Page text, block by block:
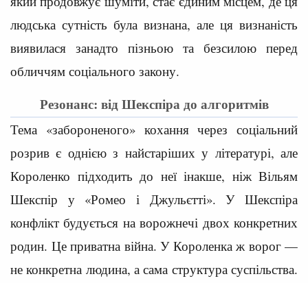
людська сутність була визнана, але ця визнаність
виявилася занадто пізньою та безсилою перед
обличчям соціального закону.
Резонанс: від Шекспіра до алгоритмів
Тема «забороненого» кохання через соціальний
розрив є однією з найстаріших у літературі, але
Короленко підходить до неї інакше, ніж Вільям
Шекспір у «Ромео і Джульєтті». У Шекспіра
конфлікт будується на ворожнечі двох конкретних
родин. Це приватна війна. У Короленка ж ворог —
не конкретна людина, а сама структура суспільства.